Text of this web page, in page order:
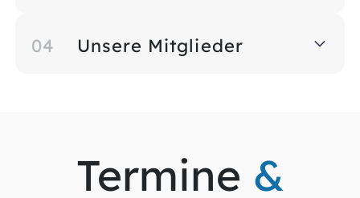
04 Unsere Mitglieder
Termine &